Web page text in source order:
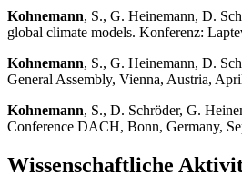
Kohnemann, S., G. Heinemann, D.
global climate models. Konferenz:
Kohnemann, S., G. Heinemann, D.
General Assembly, Vienna, Austria,
Kohnemann, S., D. Schröder, G.
Conference DACH, Bonn, Germany,
Wissenschaftliche